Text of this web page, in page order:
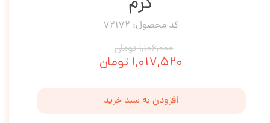
کد محصول: 72172
۱,۱۰۶,۰۰۰ تومان
۱,۰۱۷,۵۲۰ تومان
افزودن به سبد خرید